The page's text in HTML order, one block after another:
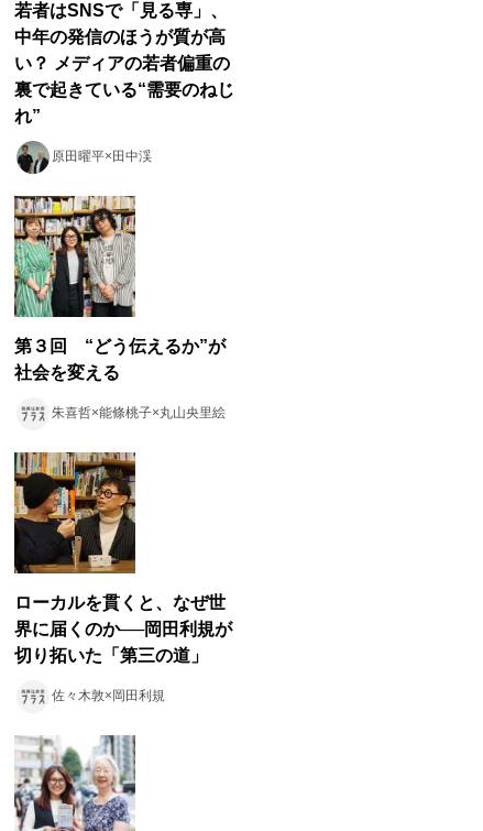
若者はSNSで「見る専」、
中年の発信のほうが質が高
い？ メディアの若者偏重の
裏で起きている“需要のねじ
れ”
原田曜平×田中渓
第３回 “どう伝えるか”が
社会を変える
朱喜哲×能條桃子×丸山央里絵
ローカルを貫くと、なぜ世
界に届くのか──岡田利規が
切り拓いた「第三の道」
佐々木敦×岡田利規